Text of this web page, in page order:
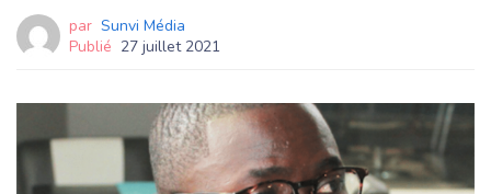
par Sunvi Média
Publié 27 juillet 2021